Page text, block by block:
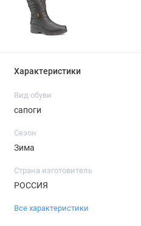
Характеристики
Вид обуви
сапоги
Сезон
Зима
Страна изготовитель
РОССИЯ
Все характеристики